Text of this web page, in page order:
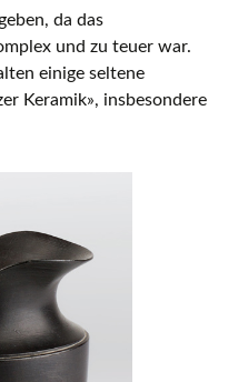
da das
und zu teuer war.
einige seltene
Keramik», insbesondere